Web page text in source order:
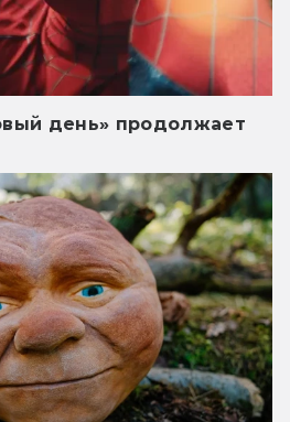
день» продолжает